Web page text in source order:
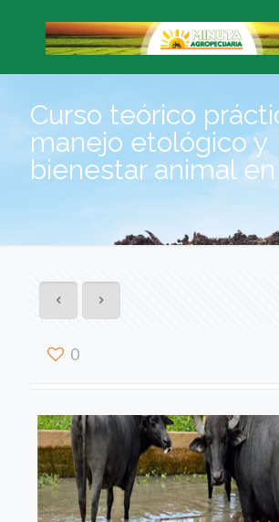
Curso teórico
manejo etológico y
bienestar animal
0